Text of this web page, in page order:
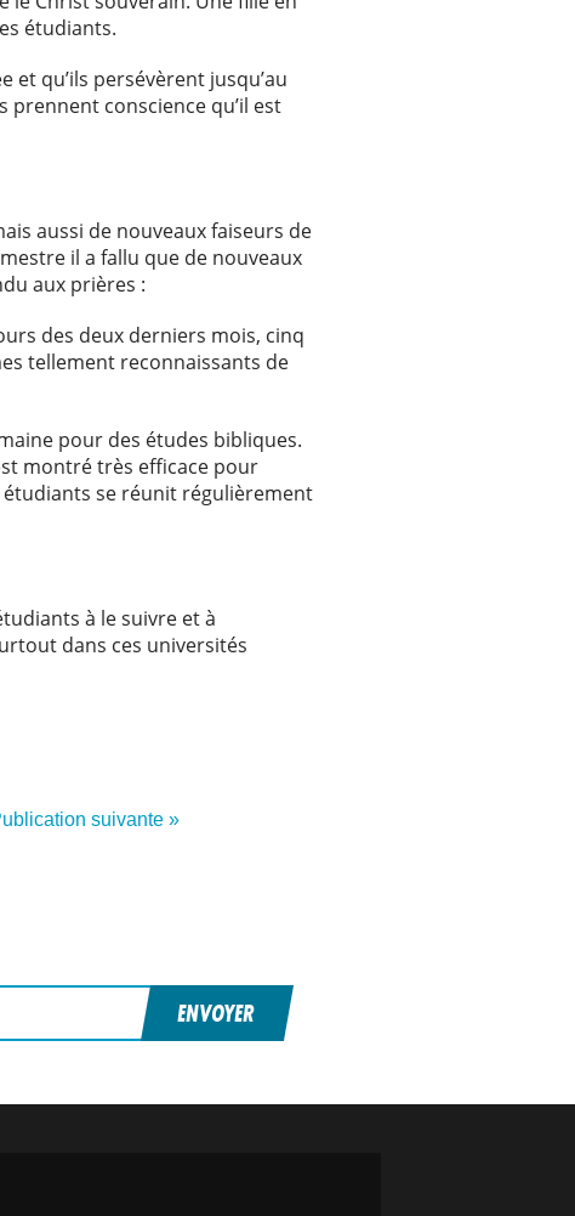
étudiants.
qu’ils persévèrent jusqu’au
prennent conscience qu’il est
aussi de nouveaux faiseurs de
il a fallu que de nouveaux
aux prières :
des deux derniers mois, cinq
tellement reconnaissants de
pour des études bibliques.
montré très efficace pour
se réunit régulièrement
à le suivre et à
dans ces universités
suivante »
ENVOYER